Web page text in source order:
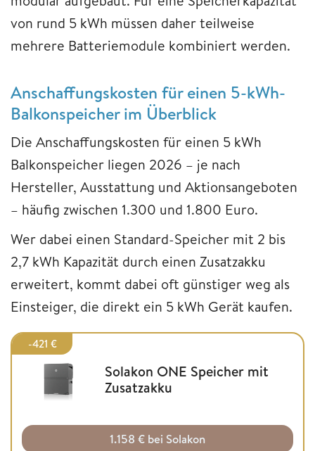
von rund 5 kWh müssen daher teilweise
mehrere Batteriemodule kombiniert werden.
Anschaffungskosten für einen 5-kWh-
Balkonspeicher im Überblick
Die Anschaffungskosten für einen 5 kWh
Balkonspeicher liegen 2026 – je nach
Hersteller, Ausstattung und Aktionsangeboten
– häufig zwischen 1.300 und 1.800 Euro.
Wer dabei einen Standard-Speicher mit 2 bis
2,7 kWh Kapazität durch einen Zusatzakku
erweitert, kommt dabei oft günstiger weg als
Einsteiger, die direkt ein 5 kWh Gerät kaufen.
-421 €
Solakon ONE Speicher mit
Zusatzakku
1.158 € bei Solakon